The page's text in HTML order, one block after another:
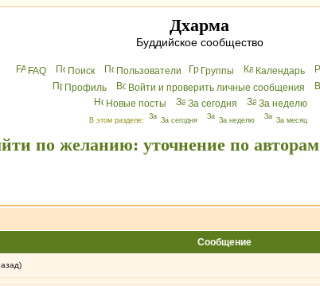
Дхарма
Буддийское сообщество
FAQ Поиск Пользователи Группы Календарь
Профиль
Войти и проверить личные сообщения
Новые посты
За сегодня За неделю
В этом разделе: За сегодня За неделю За месяц
по желанию: уточнение по авторам
Сообщение